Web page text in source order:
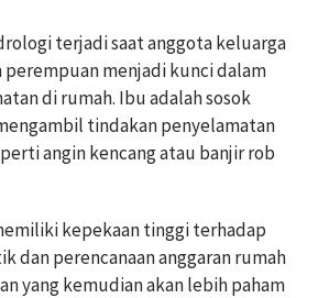
terjadi saat anggota keluarga
perempuan menjadi kunci dalam
di rumah. Ibu adalah sosok
tindakan penyelamatan
angin kencang atau banjir rob
kepekaan tinggi terhadap
dan perencanaan anggaran rumah
yang kemudian akan lebih paham